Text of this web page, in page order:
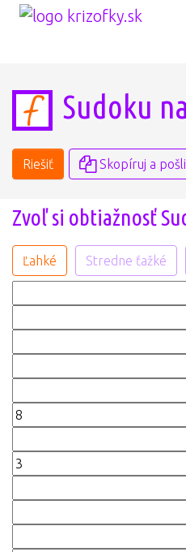
Sudoku
Riešiť Skopíruj a pošli
Zvoľ si obtiažnosť
Ľahké Stredne ťažké